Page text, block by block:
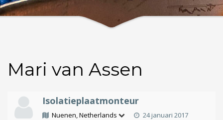
Mari van Assen
Isolatieplaatmonteur
Nuenen, Netherlands 24 januari 2017